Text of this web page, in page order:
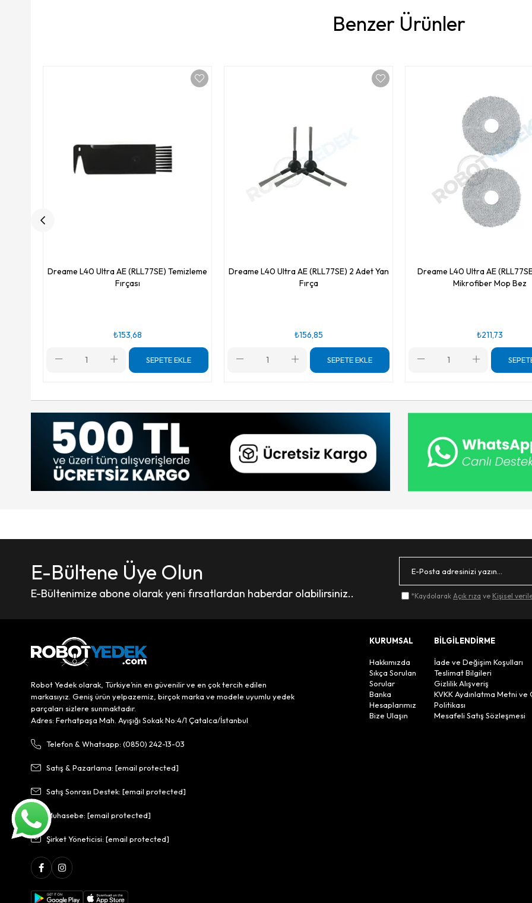
Benzer Ürünler
Dreame L40 Ultra AE (RLL77SE) Temizleme
Fırçası
₺153,68
SEPETE EKLE
Dreame L40 Ultra AE (RLL77SE) 2 Adet Yan
Fırça
₺156,85
SEPETE EKLE
Dreame L40 Ultra AE
Mikrofiber Mop Bez
₺211,73
E-Bültene Üye Olun
E-Bültenimize abone olarak yeni fırsatlardan haberdar olabilirsiniz.. *Kaydolarak Açık rıza ve Kişisel
Robot Yedek olarak, Türkiye’nin en güvenilir ve en çok tercih edilen
markasıyız. Geniş ürün yelpazemiz, birçok marka ve modele uyumlu yedek
parçaları sizlere sunmaktadır.
Adres: Ferhatpaşa Mah. Ayışığı Sokak No:4/1 Çatalca/İstanbul
Telefon & Whatsapp: (0850) 242-13-03
Satış & Pazarlama: [email protected]
Satış Sonrası Destek: [email protected]
Muhasebe: [email protected]
Şirket Yöneticisi: [email protected]
KURUMSAL
Hakkımızda
Sıkça Sorulan
Sorular
Banka
Hesaplarımız
Bize Ulaşın
BİLGİLENDİRME
İade ve Değişim Koşulları
Teslimat Bilgileri
Gizlilik Alışveriş
KVKK Aydınlatma Metni ve
Politikası
Mesafeli Satış Sözleşmesi